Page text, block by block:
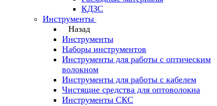
КДЗС
Инструменты
Назад
Инструменты
Наборы инструментов
Инструменты для работы с оптическим
волокном
Инструменты для работы с кабелем
Чистящие средства для оптоволокна
Инструменты СКС